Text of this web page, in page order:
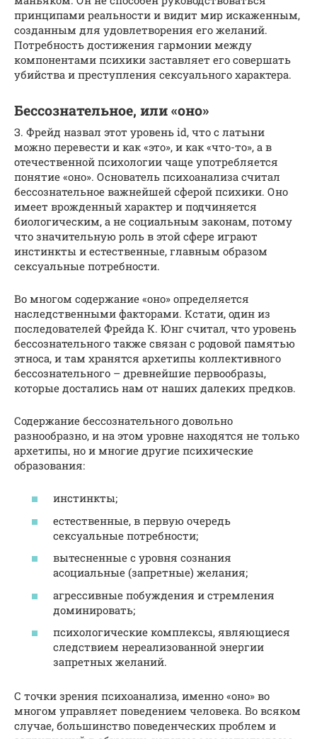
принципами реальности и видит мир искаженным,
созданным для удовлетворения его желаний.
Потребность достижения гармонии между
компонентами психики заставляет его совершать
убийства и преступления сексуального характера.
Бессознательное, или «оно»
З. Фрейд назвал этот уровень id, что с латыни
можно перевести и как «это», и как «что-то», а в
отечественной психологии чаще употребляется
понятие «оно». Основатель психоанализа считал
бессознательное важнейшей сферой психики. Оно
имеет врожденный характер и подчиняется
биологическим, а не социальным законам, потому
что значительную роль в этой сфере играют
инстинкты и естественные, главным образом
сексуальные потребности.
Во многом содержание «оно» определяется
наследственными факторами. Кстати, один из
последователей Фрейда К. Юнг считал, что уровень
бессознательного также связан с родовой памятью
этноса, и там хранятся архетипы коллективного
бессознательного – древнейшие первообразы,
которые достались нам от наших далеких предков.
Содержание бессознательного довольно
разнообразно, и на этом уровне находятся не только
архетипы, но и многие другие психические
образования:
инстинкты;
естественные, в первую очередь
сексуальные потребности;
вытесненные с уровня сознания
асоциальные (запретные) желания;
агрессивные побуждения и стремления
доминировать;
психологические комплексы, являющиеся
следствием нереализованной энергии
запретных желаний.
С точки зрения психоанализа, именно «оно» во
многом управляет поведением человека. Во всяком
случае, большинство поведенческих проблем и